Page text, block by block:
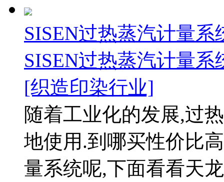
SISEN过热蒸汽计量
SISEN过热蒸汽计量
[织造印染行业]
随着工业化的发展,过
地使用.到哪买性价比
量系统呢,下面看看天